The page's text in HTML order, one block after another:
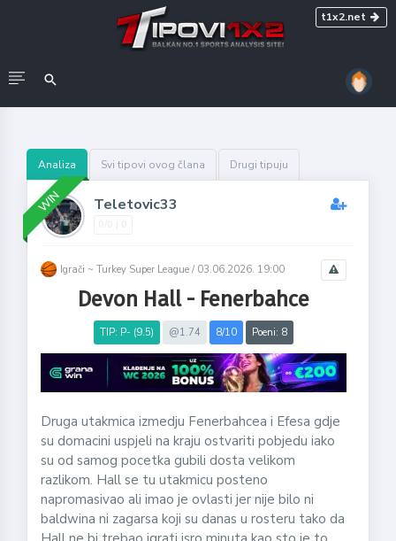
t1x2.net
Analiza Svi tipovi ovog člana Drugi tipuju
WIN Teletovic33
Igrači ~ Turkey Super League / 03.06.2026. 19:00
Devon Hall - Fenerbahce
TIP: P- (9.5) @1.74 8/10 Poeni: 8
Druga utakmica izmedju Fenerbahcea i Efesa gdje
su domacini uspjeli na kraju ostvariti pobjedu iako
su od samog pocetka gubili dosta velikom
razlikom. Hall se tu utakmicu posteno
napromasivao ali imao je ovlasti jer nije bilo ni
baldwina ni zagarsa koji su danas u rosteru tako da